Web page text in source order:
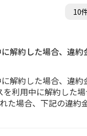
解約した場合、違
解約した場合、違
利用中に解約した
た場合、下記の違約